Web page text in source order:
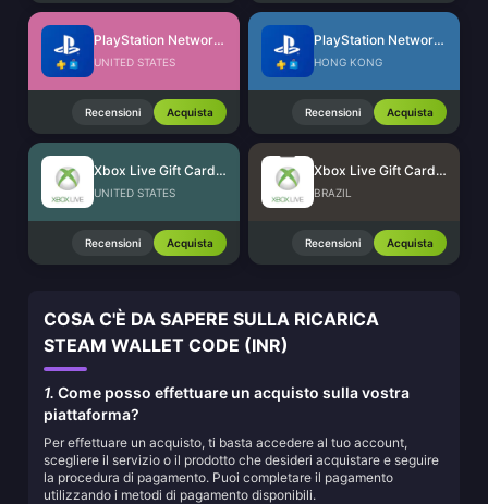
PlayStation Network Card (US)
UNITED STATES
Recensioni Acquista
PlayStation Network Card (HK)
HONG KONG
Recensioni Acquista
Xbox Live Gift Card (US)
UNITED STATES
Recensioni Acquista
Xbox Live Gift Card (BR)
BRAZIL
Recensioni Acquista
COSA C'È DA SAPERE SULLA RICARICA
STEAM WALLET CODE (INR)
1. Come posso effettuare un acquisto sulla vostra
piattaforma?
Per effettuare un acquisto, ti basta accedere al tuo account,
scegliere il servizio o il prodotto che desideri acquistare e seguire
la procedura di pagamento. Puoi completare il pagamento
utilizzando i metodi di pagamento disponibili.